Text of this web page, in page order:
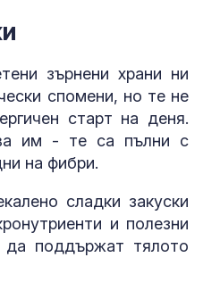
зърнени храни ни
спомени, но те не
старт на деня.
им - те са пълни с
на фибри.
сладки закуски
и полезни
да поддържат тялото